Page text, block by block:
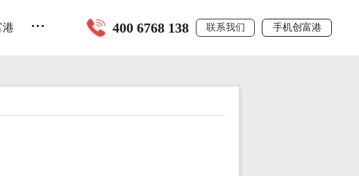
港 ... 400 6768 138 联系我们 手机创富港